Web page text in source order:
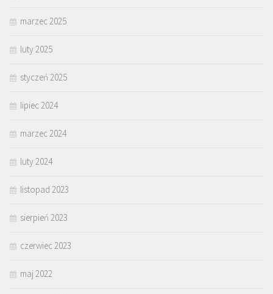
marzec 2025
luty 2025
styczeń 2025
lipiec 2024
marzec 2024
luty 2024
listopad 2023
sierpień 2023
czerwiec 2023
maj 2022